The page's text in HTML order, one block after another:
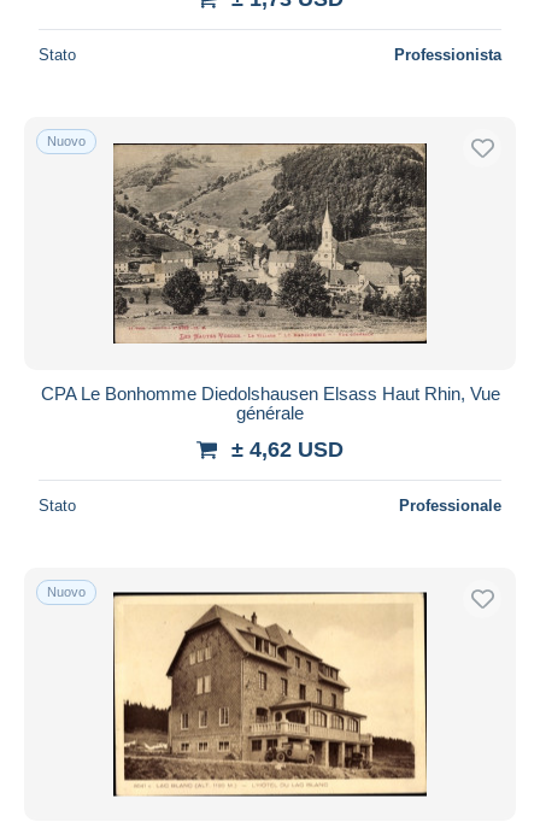
Stato Professionista
Nuovo
CPA Le Bonhomme Diedolshausen Elsass Haut Rhin, Vue
générale
± 4,62 USD
Stato Professionale
Nuovo